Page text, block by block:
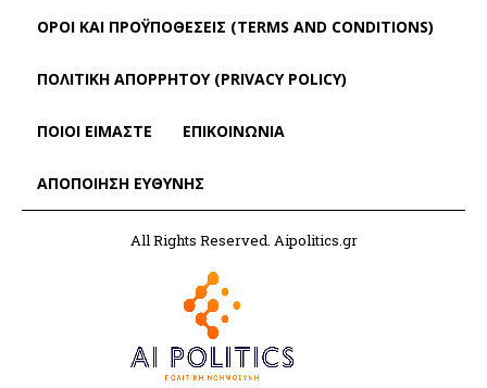
ΌΡΟΙ ΚΑΙ ΠΡΟΫΠΟΘΈΣΕΙΣ (TERMS AND CONDITIONS)
ΠΟΛΙΤΙΚΗ ΑΠΟΡΡΗΤΟΥ (PRIVACY POLICY)
ΠΟΙΟΙ ΕΙΜΑΣΤΕ ΕΠΙΚΟΙΝΩΝΙΑ
ΑΠΟΠΟΊΗΣΗ ΕΥΘΎΝΗΣ
All Rights Reserved. Aipolitics.gr